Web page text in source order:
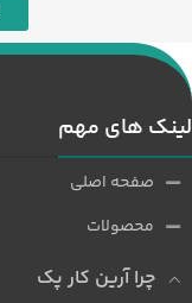
لینک های مهم
صفحه اصلی
محصولات
چرا آرین کار پک